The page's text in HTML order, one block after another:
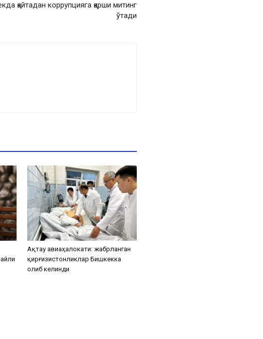
қайтадан коррупцияга қарши митинг
ўтади
Ақтау авиаҳалокати: жабрланган
қирғизистонликлар Бишкекка
олиб келинди